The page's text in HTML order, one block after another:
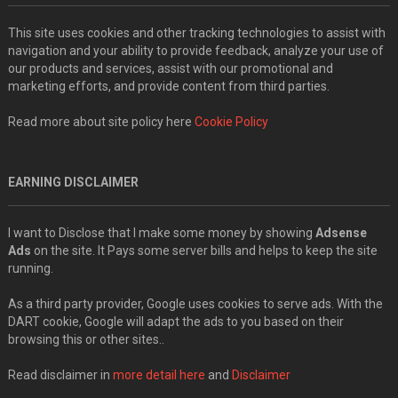
This site uses cookies and other tracking technologies to assist with
navigation and your ability to provide feedback, analyze your use of
our products and services, assist with our promotional and
marketing efforts, and provide content from third parties.
Read more about site policy here Cookie Policy
EARNING DISCLAIMER
I want to Disclose that I make some money by showing Adsense
Ads on the site. It Pays some server bills and helps to keep the site
running.
As a third party provider, Google uses cookies to serve ads. With the
DART cookie, Google will adapt the ads to you based on their
browsing this or other sites..
Read disclaimer in more detail here and Disclaimer